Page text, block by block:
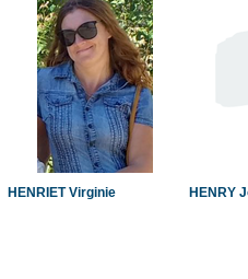
HENRIET Virginie HENRY